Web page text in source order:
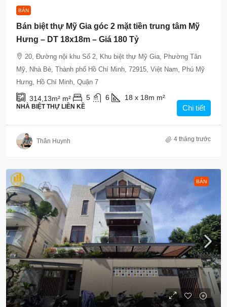
BÁN
Bán biệt thự Mỹ Gia góc 2 mặt tiền trung tâm Mỹ
Hưng – DT 18x18m – Giá 180 Tỷ
20, Đường nội khu Số 2, Khu biệt thự Mỹ Gia, Phường Tân
Mỹ, Nhà Bè, Thành phố Hồ Chí Minh, 72915, Việt Nam, Phú Mỹ
Hưng, Hồ Chí Minh, Quận 7
314,13m² m² 5 6 18 x 18m m²
NHÀ BIỆT THỰ LIỀN KỀ Chi tiết
Thân Huynh 4 tháng trước
BÁN
62 Tỷ VNĐ